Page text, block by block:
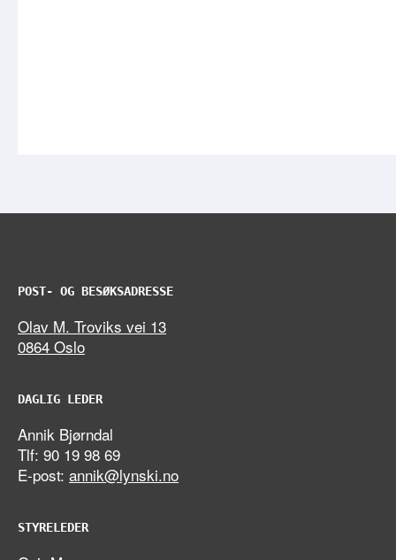
POST- OG BESØKSADRESSE
Olav M. Troviks vei 13
0864 Oslo
DAGLIG LEDER
Annik Bjørndal
Tlf: 90 19 98 69
E-post: annik@lynski.no
STYRELEDER